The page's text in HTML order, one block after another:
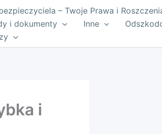
– Twoje Prawa i
i dokumenty Inne
i